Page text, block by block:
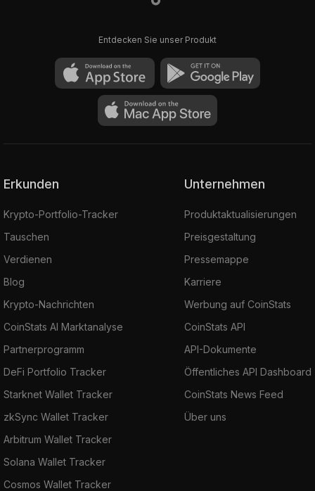
Entdecken Sie unser Produkt
Erkunden
Krypto-Portfolio-Tracker
Tauschen
Verdienen
Blog
Krypto-Nachrichten
CoinStats AI Marktanalyse
Partnerprogramm
DeFi Portfolio Tracker
Starknet Wallet Tracker
zkSync Wallet Tracker
Arbitrum Wallet Tracker
Solana Wallet Tracker
Cosmos Wallet Tracker
Unternehmen
Produktaktualisierungen
Preisgestaltung
Pressemappe
Karriere
Werbung auf CoinStats
CoinStats API
API-Dokumente
Öffentliches API Dashboard
CoinStats News Feed
Über uns